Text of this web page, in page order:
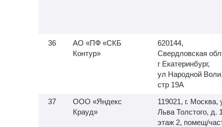
АО «ПФ «СКБ
Контур»
620144,
Свердловская
г Екатеринбург,
ул Народной
стр 19А
ООО «Яндекс
Крауд»
119021, г. Москва,
Льва Толстого, д.
этаж 2, помещ/